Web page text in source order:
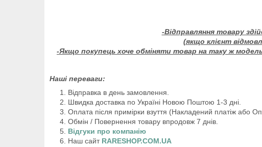
-Відправляння товару
(якщо клієнт
-Якщо покупець хоче обміняти товар на таку ж
Наші переваги:
Відправка в день замовлення.
Швидка доставка по Україні Новою Поштою 1-3 дні.
Оплата після примірки взуття (Накладений платіж або
Обмін / Повернення товару впродовж 7 днів.
Відгуки про компанію
Наш сайт RARESHOP.COM.UA